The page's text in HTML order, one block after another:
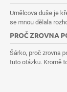
Umělcova duše je
se mnou dělala
PROČ ZROVNA
Šárko, proč zrovna
tuto otázku. Kromě